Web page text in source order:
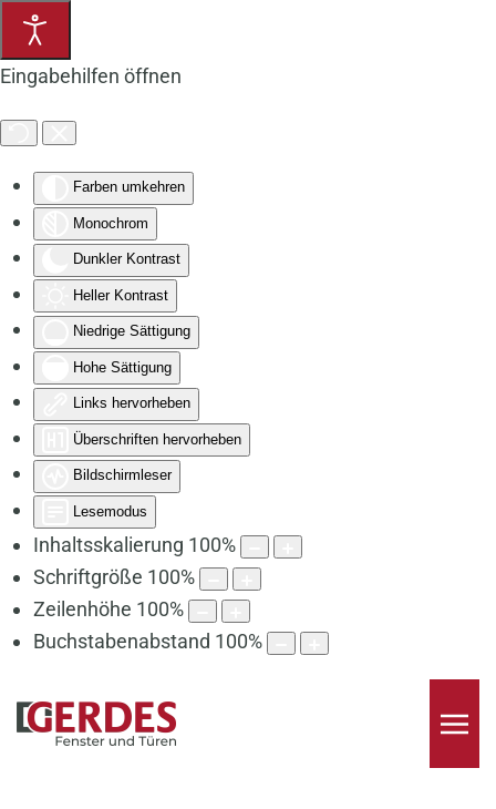
Eingabehilfen öffnen
Farben umkehren
Monochrom
Dunkler Kontrast
Heller Kontrast
Niedrige Sättigung
Hohe Sättigung
Links hervorheben
Überschriften hervorheben
Bildschirmleser
Lesemodus
Inhaltsskalierung 100%
Schriftgröße 100%
Zeilenhöhe 100%
Buchstabenabstand 100%
Zum Hauptinhalt springen